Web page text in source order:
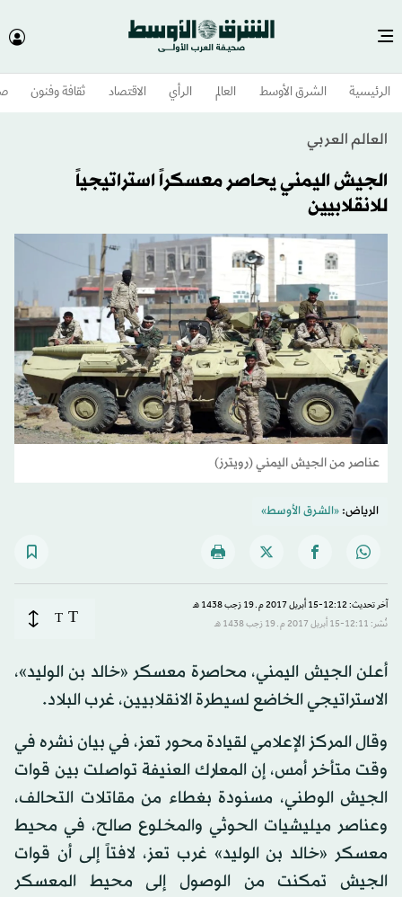
الرئيسية الشرق الأوسط​ العالم الرأي الاقتصاد ثقافة وفنون
العالم العربي
الجيش اليمني يحاصر معسكراً استراتيجياً
للانقلابيين
عناصر من الجيش اليمني (رويترز)
الرياض:«الشرق الأوسط»
آخر تحديث: 12:12-15 أبريل 2017 م ـ 19 رَجب 1438 هـ
نُشر: 12:11-15 أبريل 2017 م ـ 19 رَجب 1438 هـ
T
T
أعلن الجيش اليمني، محاصرة معسكر «خالد بن الوليد»،
الاستراتيجي الخاضع لسيطرة الانقلابيين، غرب البلاد.
وقال المركز الإعلامي لقيادة محور تعز، في بيان نشره في
وقت متأخر أمس، إن المعارك العنيفة تواصلت بين قوات
الجيش الوطني، مسنودة بغطاء من مقاتلات التحالف،
وعناصر ميليشيات الحوثي والمخلوع صالح، في محيط
معسكر «خالد بن الوليد» غرب تعز، لافتاً إلى أن قوات
الجيش تمكنت من الوصول إلى محيط المعسكر